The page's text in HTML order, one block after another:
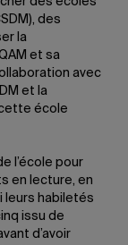
des
la
et sa
avec
et la
école
l’école pour
en lecture, en
leurs habiletés
issu de
d’avoir